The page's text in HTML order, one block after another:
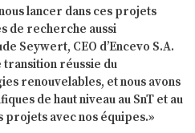
lancer dans ces projets
de recherche aussi
Seywert, CEO d’Encevo S.A.
transition réussie du
renouvelables, et nous avons
de haut niveau au SnT et au
avec nos équipes.»